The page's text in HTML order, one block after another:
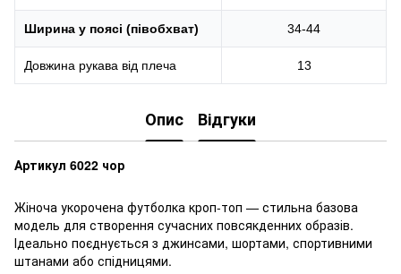
Ширина у поясі (півобхват) 34-44
Довжина рукава від плеча 13
Опис Відгуки
Артикул 6022 чор
Жіноча укорочена футболка кроп-топ — стильна базова
модель для створення сучасних повсякденних образів.
Ідеально поєднується з джинсами, шортами, спортивними
штанами або спідницями.